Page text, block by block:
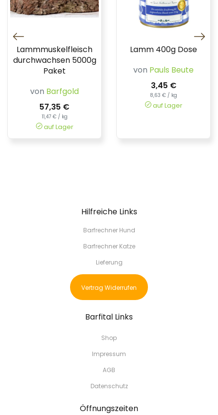
Lammmuskelfleisch
durchwachsen 5000g
Paket
von Barfgold
57,35 €
11,47 € / kg
auf Lager
Lamm 400g Dose
von Pauls Beute
3,45 €
8,63 € / kg
auf Lager
Hilfreiche Links
Barfrechner Hund
Barfrechner Katze
Lieferung
Vertrag Widerrufen
Barfital Links
Shop
Impressum
AGB
Datenschutz
Öffnungszeiten